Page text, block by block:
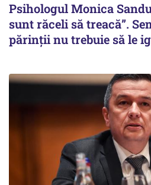
Psihologul Monica
sunt răceli să treacă”.
părinții nu trebuie să le